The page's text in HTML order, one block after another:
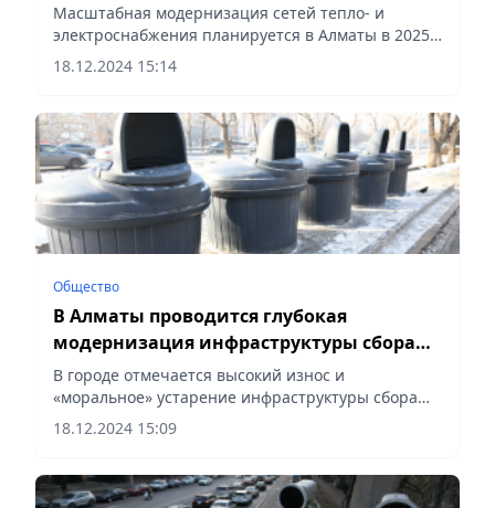
инфраструктуры
Масштабная модернизация сетей тепло- и
электроснабжения планируется в Алматы в 2025
году, сообщает Vecher.kz.
18.12.2024 15:14
Общество
В Алматы проводится глубокая
модернизация инфраструктуры сбора
ТБО
В городе отмечается высокий износ и
«моральное» устарение инфраструктуры сбора
ТБО, созданной еще в 2012 году,
сообщает Vecher.kz.
18.12.2024 15:09